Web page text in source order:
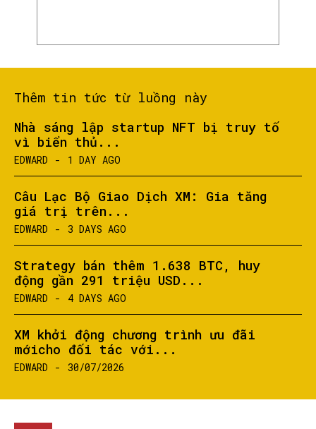
Thêm tin tức từ luồng này
Nhà sáng lập startup NFT bị truy tố
vì biển thủ...
EDWARD - 1 DAY AGO
Câu Lạc Bộ Giao Dịch XM: Gia tăng
giá trị trên...
EDWARD - 3 DAYS AGO
Strategy bán thêm 1.638 BTC, huy
động gần 291 triệu USD...
EDWARD - 4 DAYS AGO
XM khởi động chương trình ưu đãi
mớicho đối tác với...
EDWARD - 30/07/2026